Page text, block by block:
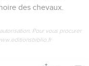
des chevaux.
Pour vous procurer